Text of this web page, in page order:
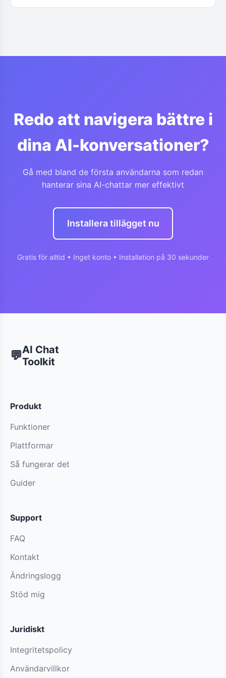
Redo att navigera bättre i
dina AI-konversationer?
Gå med bland de första användarna som redan
hanterar sina AI-chattar mer effektivt
Installera tillägget nu
Gratis för alltid • Inget konto • Installation på 30 sekunder
💬AI Chat
Toolkit
Produkt
Funktioner
Plattformar
Så fungerar det
Guider
Support
FAQ
Kontakt
Ändringslogg
Stöd mig
Juridiskt
Integritetspolicy
Användarvillkor